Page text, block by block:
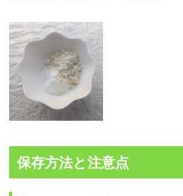
保存方法と注意点